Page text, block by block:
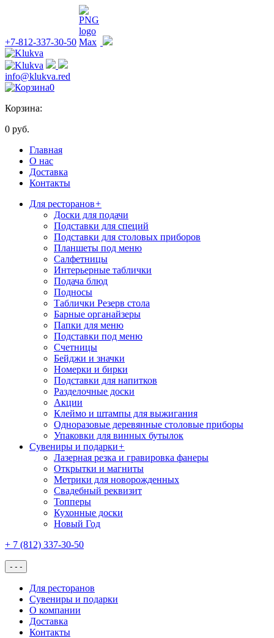
+7-812-337-30-50
info@klukva.red
0
Корзина:
0 руб.
Главная
О нас
Доставка
Контакты
Для ресторанов+
Доски для подачи
Подставки для специй
Подставки для столовых приборов
Планшеты под меню
Салфетницы
Интерьерные таблички
Подача блюд
Подносы
Таблички Резерв стола
Барные органайзеры
Папки для меню
Подставки под меню
Счетницы
Бейджи и значки
Номерки и бирки
Подставки для напитков
Разделочные доски
Акции
Клеймо и штампы для выжигания
Одноразовые деревянные столовые приборы
Упаковки для винных бутылок
Сувениры и подарки+
Лазерная резка и гравировка фанеры
Открытки и магниты
Метрики для новорожденных
Свадебный реквизит
Топперы
Кухонные доски
Новый Год
+ 7 (812) 337-30-50
- - -
Для ресторанов
Сувениры и подарки
О компании
Доставка
Контакты